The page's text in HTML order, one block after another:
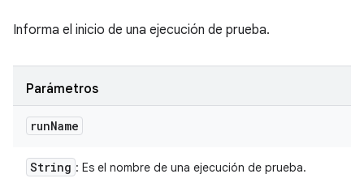
Informa el inicio de una ejecución de prueba.
Parámetros
runName
String : Es el nombre de una ejecución de prueba.